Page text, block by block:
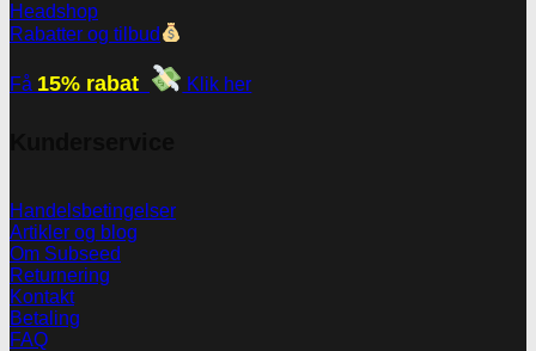
Headshop
Rabatter og tilbud
Få 15% rabat Klik her
Handelsbetingelser
Artikler og blog
Om Subseed
Returnering
Kontakt
Betaling
FAQ